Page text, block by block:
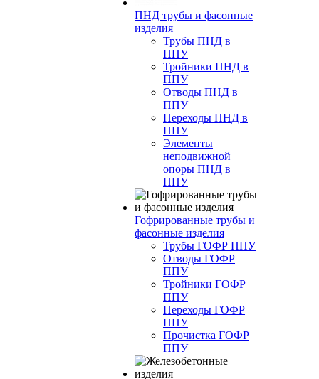
ПНД трубы и фасонные
изделия
Трубы ПНД в
ППУ
Тройники ПНД в
ППУ
Отводы ПНД в
ППУ
Переходы ПНД в
ППУ
Элементы
неподвижной
опоры ПНД в
ППУ
Гофрированные трубы и
фасонные изделия
Трубы ГОФР ППУ
Отводы ГОФР
ППУ
Тройники ГОФР
ППУ
Переходы ГОФР
ППУ
Прочистка ГОФР
ППУ